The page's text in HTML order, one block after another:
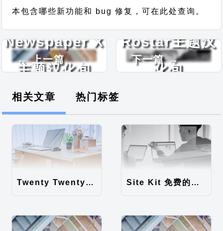
本包含哪些新功能和 bug 修复，可在此处查询。
← 上一篇
Newspaper X
主题汉化包
下一篇 →
Rostar主题汉
化包
相关文章 热门标签
Twenty Twenty-Five 免费的WordPress内容主题 Site Kit 免费的WordPress数据统计插件